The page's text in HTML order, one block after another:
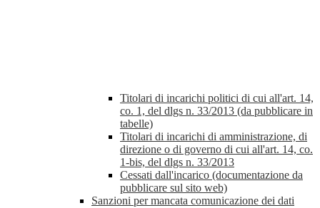
Titolari di incarichi politici di cui all'art. 14,
co. 1, del dlgs n. 33/2013 (da pubblicare in
tabelle)
Titolari di incarichi di amministrazione, di
direzione o di governo di cui all'art. 14, co.
1-bis, del dlgs n. 33/2013
Cessati dall'incarico (documentazione da
pubblicare sul sito web)
Sanzioni per mancata comunicazione dei dati